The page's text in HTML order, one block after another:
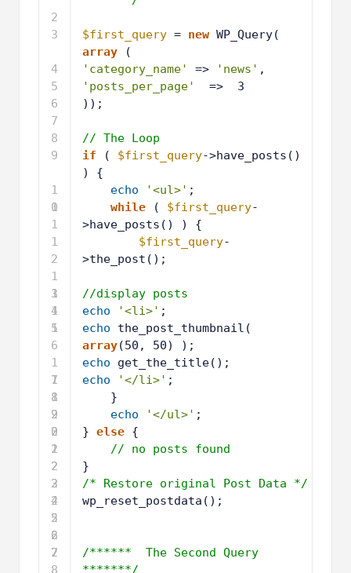
2
3
4
5
6
7
8
9
1
0
1
1
1
2
1
3
1
4
1
5
1
6
1
7
1
8
1
9
2
0
2
1
2
2
2
3
2
4
2
5
2
6
2
7
2
$first_query = new
array
(
'category_name'
=> 'news' ,
'posts_per_page'
=>  3
));
// The Loop
if
( $first_query->have_posts()
) {
echo
'<ul>' ;
while
( $first_query-
>have_posts() ) {
$first_query-
>the_post();
//display posts
echo
'<li>' ;
echo
array(50, 50) );
echo
get_the_title();
echo
'</li>' ;
}
echo
'</ul>' ;
} else {
// no posts found
}
/* Restore original Post Data */
wp_reset_postdata();
/******  The Second Query